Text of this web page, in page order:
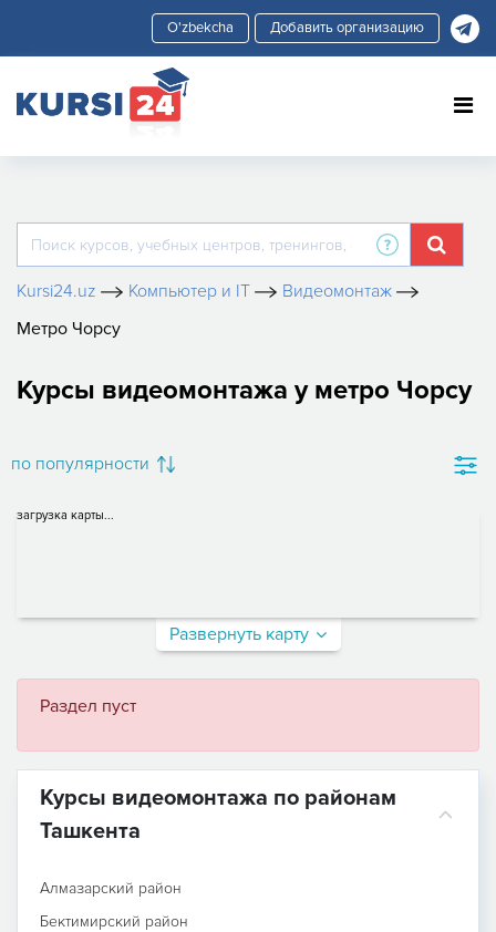
Добавить организацию
Kursi24.uz Компьютер и IT
Видеомонтаж
Метро Чорсу
Курсы видеомонтажа у метро Чорсу
по популярности
загрузка карты...
Развернуть карту
Раздел пуст
Курсы видеомонтажа по районам
Ташкента
Алмазарский район
Бектимирский район